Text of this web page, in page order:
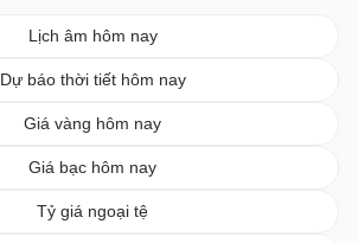
Lịch âm hôm nay
Dự báo thời tiết hôm nay
Giá vàng hôm nay
Giá bạc hôm nay
Tỷ giá ngoại tệ